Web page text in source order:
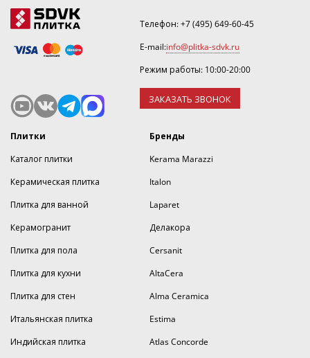
Телефон:+7 (495) 649-60-45
E-mail:info@plitka-sdvk.ru
Режим работы: 10:00-20:00
ЗАКАЗАТЬ ЗВОНОК
Плитки
Каталог плитки
Керамическая плитка
Плитка для ванной
Керамогранит
Плитка для пола
Плитка для кухни
Плитка для стен
Итальянская плитка
Индийская плитка
Бренды
Kerama Marazzi
Italon
Laparet
Делакора
Cersanit
AltaCera
Alma Ceramica
Estima
Atlas Concorde